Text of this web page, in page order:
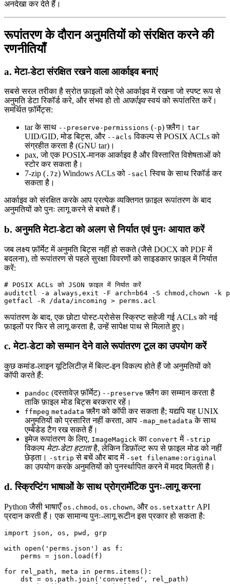
अनदेखा कर देते हैं।
रूपांतरण के दौरान अनुमतियों को संरक्षित करने की
रणनीतियाँ
a. मेटा‑डेटा संरक्षित रखने वाला आर्काइव बनाएं
सबसे सरल तरीका है स्रोत फ़ाइलों को ऐसे आर्काइव में रखना जो स्पष्ट रूप से
अनुमति डेटा रिकॉर्ड करे, और संभव हो तो आर्काइवस्वयं को रूपांतरित करें।
समर्थित फ़ॉर्मेट्स:
tarके साथ --preserve-permissions (-p) फ़्लैग। tar
UID/GID, मोड बिट्स, और --acls विकल्प से POSIX ACLs को
संग्रहीत करता है (GNU tar)।
pax, जो एक POSIX‑मानक आर्काइव है और विस्तारित विशेषताओं को
स्टोर कर सकता है।
7‑zip ( .7z) Windows ACLs को -sacl स्विच के साथ रिकॉर्ड कर
सकता है।
आर्काइव को संरक्षित करके आप प्रत्येक व्यक्तिगत फ़ाइल रूपांतरण के बाद
अनुमतियों को पुनः लागू करने से बचते हैं।
b. अनुमति मेटा‑डेटा को अलग से निर्यात एवं पुनः आयात करें
जब लक्ष्य फ़ॉर्मेट में अनुमति बिट्स नहीं हो सकते (जैसे DOCX को PDF में
बदलना), तो रूपांतरण से पहले सुरक्षा विवरणों को साइडकार फ़ाइल में निर्यात
करें:
# POSIX ACLs को JSON फ़ाइल में निर्यात करें
auditctl -a always,exit -F arch=b64 -S chmod,chown -k
रूपांतरण के बाद, एक छोटा पोस्ट‑प्रोसेस स्क्रिप्ट सहेजी गई ACLs को नई
फ़ाइलों पर फिर से लागू करता है, उन्हें सापेक्ष पाथ से मिलाते हुए।
c. मेटा‑डेटा को सम्मान देने वाले रूपांतरण टूल का उपयोग करें
कुछ कमांड‑लाइन यूटिलिटीज़ में बिल्ट‑इन विकल्प होते हैं जो अनुमतियों को
कॉपी करते हैं:
pandoc (दस्तावेज़ फ़ॉर्मेट) --preserve फ़्लैग का सम्मान करता है
ताकि फ़ाइल मोड बिट्स बरकरार रहें।
ffmpeg metadata फ़्लैग को कॉपी कर सकता है; यद्यपि यह UNIX
अनुमतियों को प्रसारित नहीं करता, आप -map_metadata के साथ
एम्बेडेड टैग रख सकते हैं।
इमेज रूपांतरण के लिए, ImageMagick का convert में -strip
विकल्प मेटा‑डेटा हटाताहै, लेकिन डिफ़ॉल्ट रूप से फ़ाइल मोड को नहीं
छेड़ता।
-strip से बचें और बाद में -set filename:original
का उपयोग करके अनुमतियों को पुनर्स्थापित करने में मदद मिलती है।
d. स्क्रिप्टिंग भाषाओं के साथ प्रोग्रामॅटिक पुनः‑लागू करना
Python जैसी भाषाएँos.chmod , os.chown, और os.setxattr API
प्रदान करती हैं। एक सामान्य पुनः‑लागू रूटीन इस प्रकार हो सकता है:
import json, os, pwd, grp
with open('perms.json') as f:
    perms = json.load(f)
for rel_path, meta in perms.items():
    dst = os.path.join('converted', rel_path)